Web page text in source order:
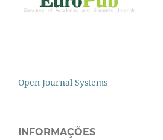
Open Journal Systems
INFORMAÇÕES